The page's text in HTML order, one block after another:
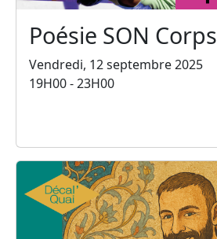
Poésie SON Corps
Vendredi, 12 septembre 2025
19H00 - 23H00